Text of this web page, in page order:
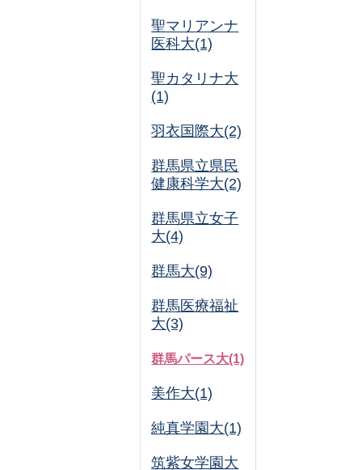
聖マリアンナ
医科大(1)
聖カタリナ大
(1)
羽衣国際大(2)
群馬県立県民
健康科学大(2)
群馬県立女子
大(4)
群馬大(9)
群馬医療福祉
大(3)
群馬パース大(1)
美作大(1)
純真学園大(1)
筑紫女学園大